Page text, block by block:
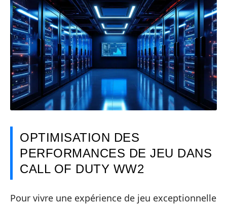
OPTIMISATION DES
PERFORMANCES DE JEU DANS
CALL OF DUTY WW2
Pour vivre une expérience de jeu exceptionnelle